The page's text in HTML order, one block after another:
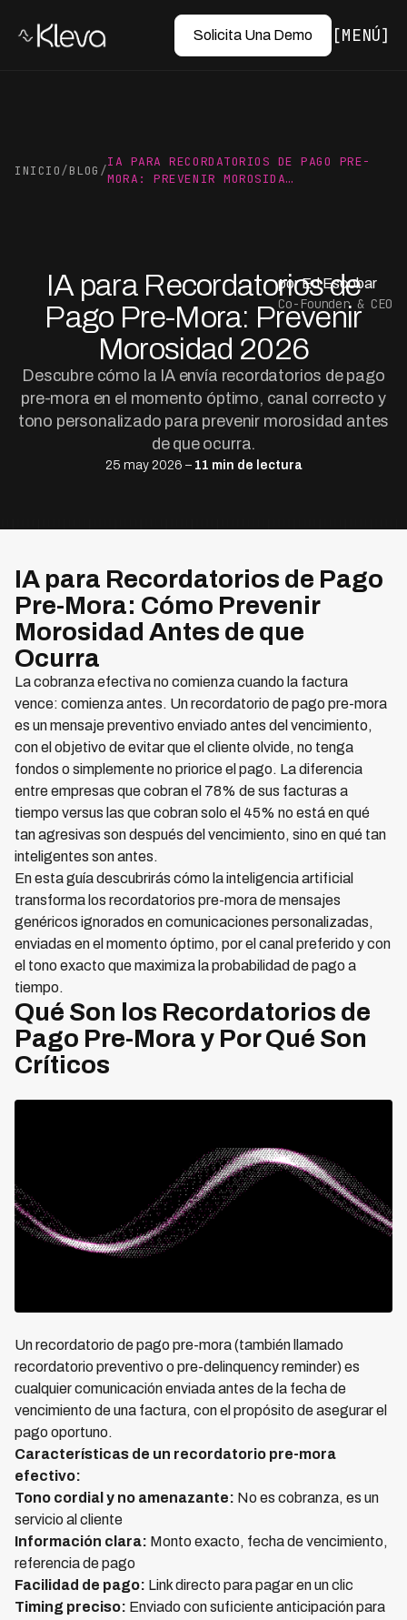
Solicita Una Demo MENÚ
INICIO/BLOG /
IA PARA RECORDATORIOS DE PAGO PRE-
MORA: PREVENIR MOROSIDA…
IA para Recordatorios de
Pago Pre-Mora: Prevenir
Morosidad 2026
Descubre cómo la IA envía recordatorios de pago
pre-mora en el momento óptimo, canal correcto y
tono personalizado para prevenir morosidad antes
de que ocurra.
25 may 2026 – 11 min de lectura
por Ed Escobar
Co-Founder & CEO
IA para Recordatorios de Pago
Pre-Mora: Cómo Prevenir
Morosidad Antes de que
Ocurra
La cobranza efectiva no comienza cuando la factura
vence: comienza antes. Un recordatorio de pago pre-mora
es un mensaje preventivo enviado antes del vencimiento,
con el objetivo de evitar que el cliente olvide, no tenga
fondos o simplemente no priorice el pago. La diferencia
entre empresas que cobran el 78% de sus facturas a
tiempo versus las que cobran solo el 45% no está en qué
tan agresivas son después del vencimiento, sino en qué tan
inteligentes son antes.
En esta guía descubrirás cómo la inteligencia artificial
transforma los recordatorios pre-mora de mensajes
genéricos ignorados en comunicaciones personalizadas,
enviadas en el momento óptimo, por el canal preferido y con
el tono exacto que maximiza la probabilidad de pago a
tiempo.
Qué Son los Recordatorios de
Pago Pre-Mora y Por Qué Son
Críticos
Un recordatorio de pago pre-mora (también llamado
recordatorio preventivo o pre-delinquency reminder) es
cualquier comunicación enviada antes de la fecha de
vencimiento de una factura, con el propósito de asegurar el
pago oportuno.
Características de un recordatorio pre-mora
efectivo:
Tono cordial y no amenazante: No es cobranza, es un
servicio al cliente
Información clara: Monto exacto, fecha de vencimiento,
referencia de pago
Facilidad de pago: Link directo para pagar en un clic
Timing preciso: Enviado con suficiente anticipación para